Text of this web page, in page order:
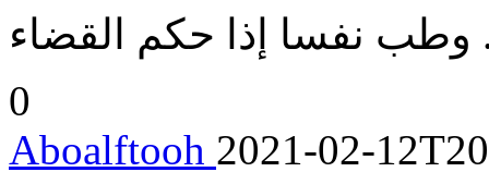
وطب نفسا إذا حكم القضاء
0
Aboalftooh 2021-02-